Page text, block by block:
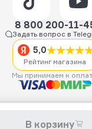
В корзину
8 800 200-11-
Задать вопрос в
5,0
Рейтинг магазина
Мы принимаем к
для самокатов,